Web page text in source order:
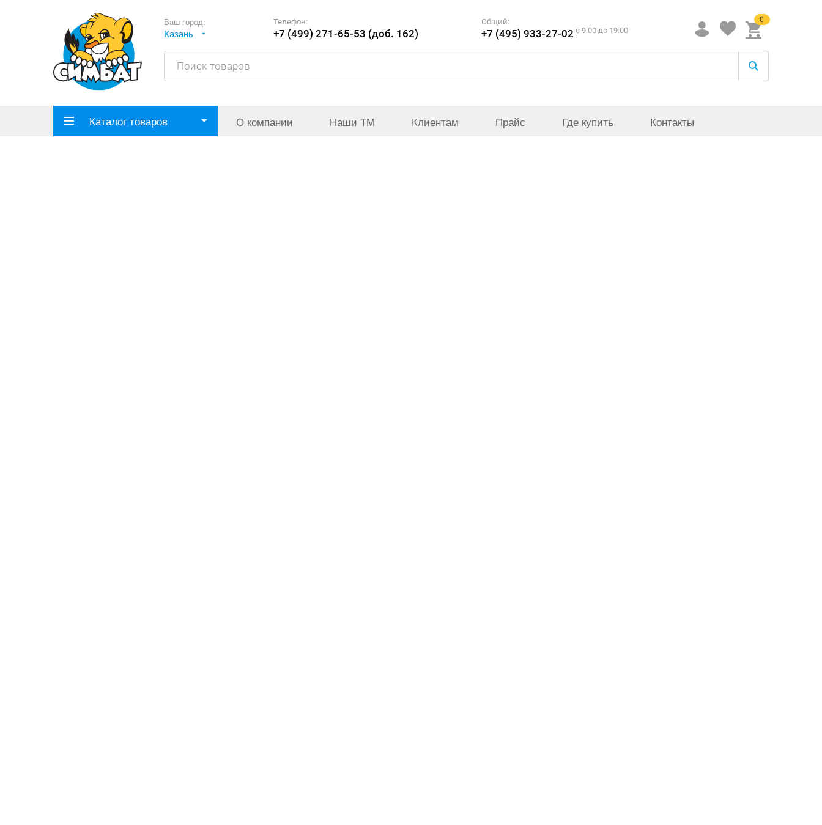
Ваш город:
Казань
Телефон:
+7 (499) 271-65-53 (доб. 162)
Общий:
+7 (495) 933-27-02 c 9:00 до 19:00
0
Каталог товаров О компании Наши ТМ Клиентам Прайс Где купить Контакты